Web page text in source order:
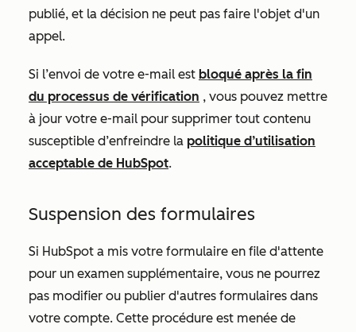
publié, et la décision ne peut pas faire l'objet d'un
appel.
Si l’envoi de votre e-mail est bloqué après la fin
du processus de vérification , vous pouvez mettre
à jour votre e-mail pour supprimer tout contenu
susceptible d’enfreindre la politique d’utilisation
acceptable de HubSpot.
Suspension des formulaires
Si HubSpot a mis votre formulaire en file d'attente
pour un examen supplémentaire, vous ne pourrez
pas modifier ou publier d'autres formulaires dans
votre compte. Cette procédure est menée de